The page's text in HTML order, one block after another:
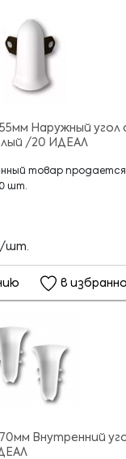
Наружный угол
/20 ИДЕАЛ
товар продается
шт.
шт.
в
Внутренний